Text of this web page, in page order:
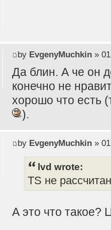
by EvgenyMuchkin» 01
Да блин. А че он
конечно не
хорошо что есть
).
by EvgenyMuchkin» 01
lvd wrote:
TS не
А это что такое?